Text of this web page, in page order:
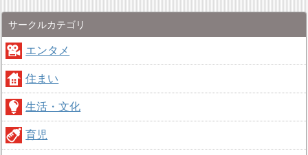
サークルカテゴリ
エンタメ
住まい
生活・文化
育児